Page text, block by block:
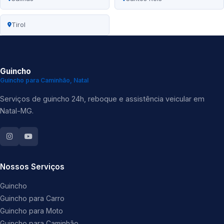
Tirol
Guincho
Guincho para Caminhão, Natal
Serviços de guincho 24h, reboque e assistência veicular em
Natal-MG.
Nossos Serviços
Guincho
Guincho para Carro
Guincho para Moto